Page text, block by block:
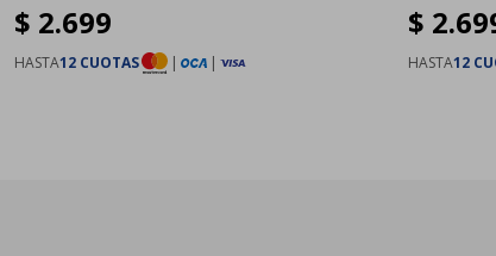
$ 2.699
HASTA12 CUOTAS | |
$
HASTA12